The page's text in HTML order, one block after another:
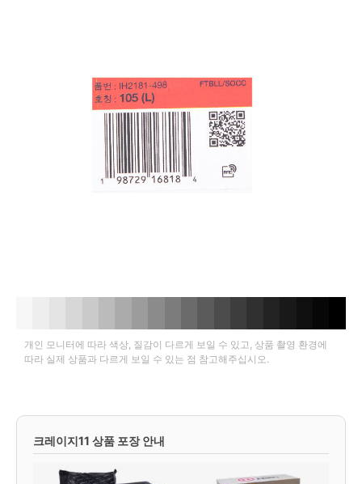
개인 모니터에 따라 색상, 질감이 다르게 보일 수 있고, 상품 촬영 환경에
따라 실제 상품과 다르게 보일 수 있는 점 참고해주십시오.
크레이지11 상품 포장 안내